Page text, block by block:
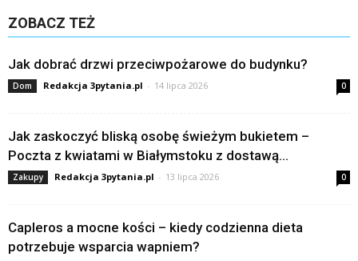
ZOBACZ TEŻ
Jak dobrać drzwi przeciwpożarowe do budynku?
Dom Redakcja 3pytania.pl - 14 lipca 2026 0
Jak zaskoczyć bliską osobę świeżym bukietem –
Poczta z kwiatami w Białymstoku z dostawą...
Zakupy Redakcja 3pytania.pl - 13 lipca 2026 0
Capleros a mocne kości – kiedy codzienna dieta
potrzebuje wsparcia wapniem?